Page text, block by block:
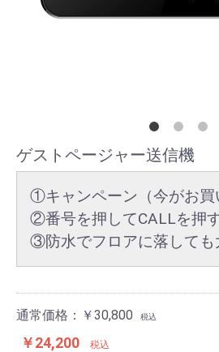
ゲストページャー送信機
①キャンペーン（今がお買
②番号を押してCALLを押
③防水でフロアに落しても
通常価格：￥30,800 税込
￥24,200 税込